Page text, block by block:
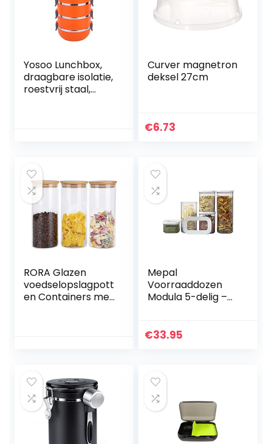
Yosoo Lunchbox,
draagbare isolatie,
roestvrij staal,
Curver magnetron
deksel 27cm
€6.73
RORA Glazen
voedselopslagpott
en Containers met
Mepal
Voorraaddozen
Modula 5-delig –
van droge
€33.95